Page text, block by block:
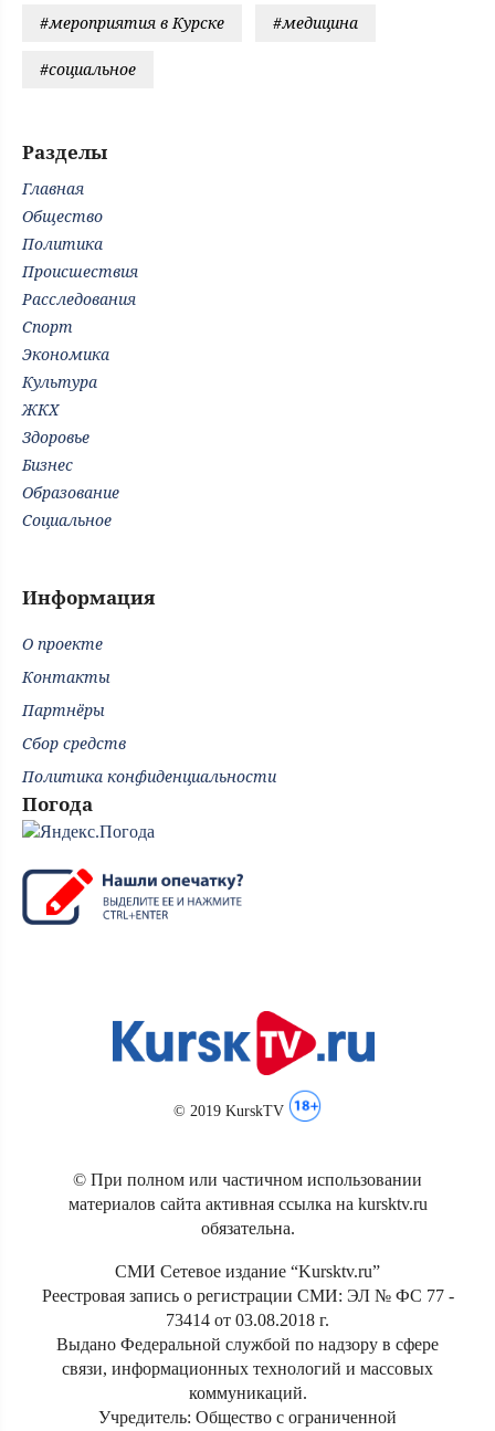
#мероприятия в Курске #медицина
#социальное
Разделы
Главная
Общество
Политика
Происшествия
Расследования
Спорт
Экономика
Культура
ЖКХ
Здоровье
Бизнес
Образование
Социальное
Информация
О проекте
Контакты
Партнёры
Сбор средств
Политика конфиденциальности
Погода
© 2019 KurskTV
© При полном или частичном использовании
материалов сайта активная ссылка на kursktv.ru
обязательна.
СМИ Сетевое издание “Kursktv.ru”
Реестровая запись о регистрации СМИ: ЭЛ № ФС 77 -
73414 от 03.08.2018 г.
Выдано Федеральной службой по надзору в сфере
связи, информационных технологий и массовых
коммуникаций.
Учредитель: Общество с ограниченной